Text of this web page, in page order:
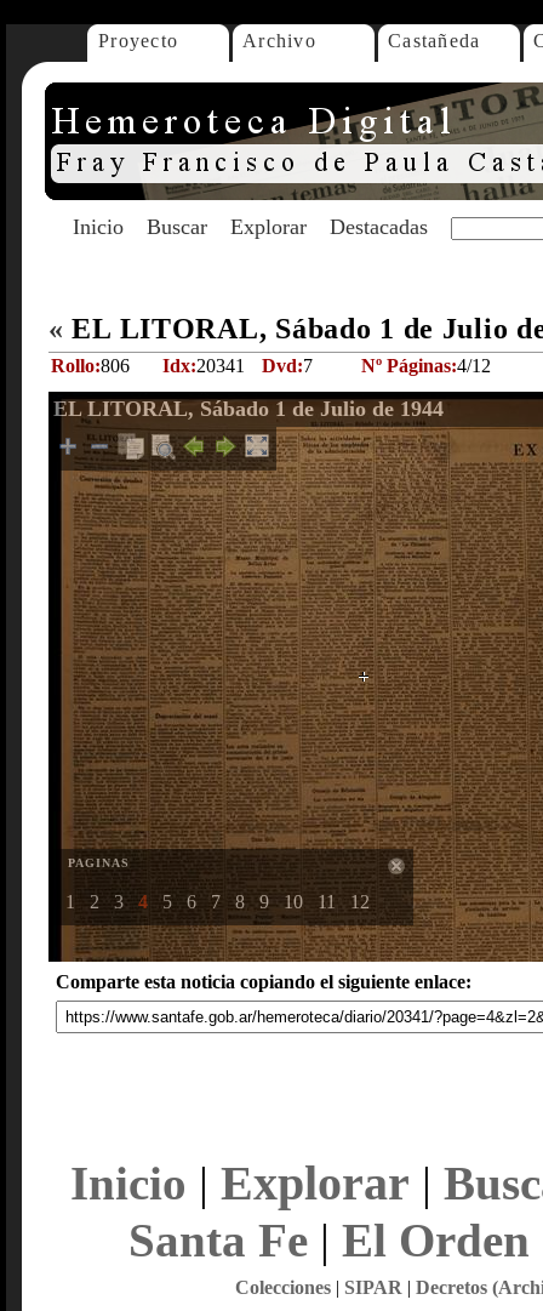
Proyecto Archivo Castañeda
Inicio Buscar Explorar Destacadas
« EL LITORAL, Sábado 1 de Julio
Rollo:806 Idx:20341 Dvd:7 Nº Páginas:4/12
EL LITORAL, Sábado 1 de Julio de 1944
PAGINAS
1 2 3 4 5 6 7 8 9 10 11 12
Comparte esta noticia copiando el siguiente enlace:
Inicio | Explorar |
Santa Fe| El Orden
Colecciones| SIPAR | Decretos